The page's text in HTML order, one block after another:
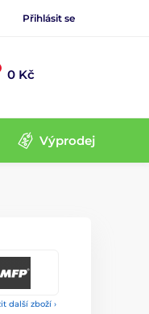
Přihlásit se
0 Kč
Výprodej
další zboží ›